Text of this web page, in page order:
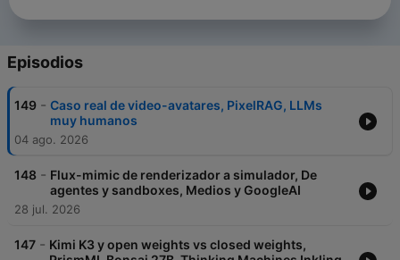
Episodios
149 - Caso real de video-avatares, PixelRAG, LLMs
muy humanos
04 ago. 2026
148 - Flux-mimic de renderizador a simulador, De
agentes y sandboxes, Medios y GoogleAI
28 jul. 2026
147 - Kimi K3 y open weights vs closed weights,